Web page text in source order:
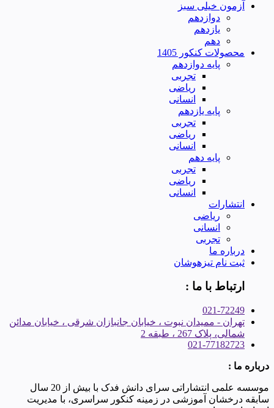
آزمون خیلی سبز
دوازدهم
یازدهم
دهم
محصولات کنکور 1405
پایه دوازدهم
تجربی
ریاضی
انسانی
پایه یازدهم
تجربی
ریاضی
انسانی
پایه دهم
تجربی
ریاضی
انسانی
انتشارات
ریاضی
انسانی
تجربی
درباره ما
ثبت نام تیزهوشان
ارتباط با ما :
021-72249
تهران - ممیدان نبوت ، خیابان جانبازان شرقی ، خیابان مدائن
شمالی، پلاک 267 ، طبقه 2
021-77182723
درباره ما :
موسسه علمی انتشاراتی سرای دانش فدک با بیش از 20 سال
سابقه درخشان آموزشی در زمینه کنکور سراسری، با مدیریت